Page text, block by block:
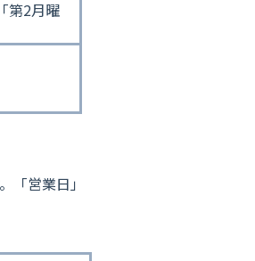
第2月曜
「営業日」